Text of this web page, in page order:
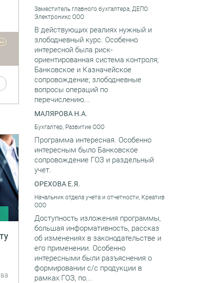
Заместитель главного бухгалтера, ДЕПО
Электроникс ООО
В действующих реалиях нужный и
злободневный курс. Особенно
интересной была риск-
ориентированная система контроля;
Банковское и Казначейское
сопровождение; злободневные
вопросы операций по
перечислению...
МАЛЯРОВА Н.А.
Бухгалтер, Развитие ООО
Программа интересная. Особенно
интересным было Банковское
сопровождение ГОЗ и раздельный
учет.
ОРЕХОВА Е.Я.
Начальник отдела учета и отчетности, Креатив
ООО
Доступность изложения программы,
большая информативность, рассказ
об изменениях в законодательстве и
его применении. Особенно
интересными были разъяснения о
формировании с/с продукции в
рамках ГОЗ, по...